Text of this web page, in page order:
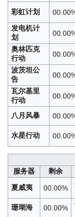
彩虹计划
发电机计
划
奥林匹克
行动
波茨坦公
告
瓦尔基里
行动
八月风暴
水星行动
服务器
剩余
夏威夷
00.00%
珊瑚海
00.00%